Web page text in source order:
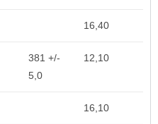
16,40
381 +/-
5,0
12,10
16,10